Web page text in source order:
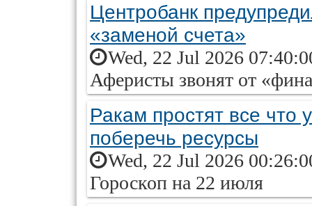
Центробанк
«заменой счета»
Wed, 22 Jul 2026
Аферисты звонят от
Ракам простят все что
поберечь ресурсы
Wed, 22 Jul 2026
Гороскоп на 22 июля